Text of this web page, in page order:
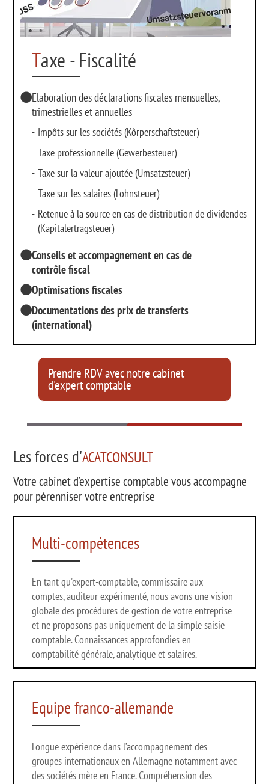
Taxe - Fiscalité
Elaboration des déclarations fiscales mensuelles,
trimestrielles et annuelles
- Impôts sur les sociétés (Kôrperschaftsteuer)
- Taxe professionnelle (Gewerbesteuer)
- Taxe sur la valeur ajoutée (Umsatzsteuer)
- Taxe sur les salaires (Lohnsteuer)
- Retenue à la source en cas de distribution de dividendes
(Kapitalertragsteuer)
Conseils et accompagnement en cas de
contrôle fiscal
Optimisations fiscales
Documentations des prix de transferts
(international)
Prendre RDV avec notre cabinet
d'expert comptable
Les forces d'ACATCONSULT
Votre cabinet d’expertise comptable vous accompagne
pour pérenniser votre entreprise
Multi-compétences
En tant qu'expert-comptable, commissaire aux
comptes, auditeur expérimenté, nous avons une vision
globale des procédures de gestion de votre entreprise
et ne proposons pas uniquement de la simple saisie
comptable. Connaissances approfondies en
comptabilité générale, analytique et salaires.
Equipe franco-allemande
Longue expérience dans l’accompagnement des
groupes internationaux en Allemagne notamment avec
des sociétés mère en France. Compréhension des